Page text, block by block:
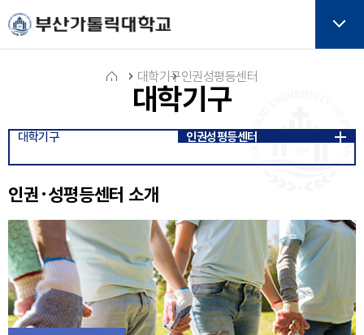
주메뉴로 가기
본문으로 가기
하단으로 가기
대학기구
이
콘
대학기구인권성평등센터
대학기구 인권성평등센터
인권·성평등센터 소개